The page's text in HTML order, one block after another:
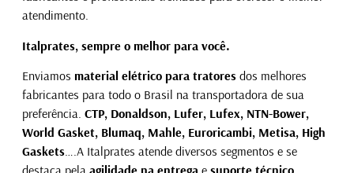
atendimento.
Italprates, sempre o melhor para você.
Enviamos material elétrico para tratoresdos melhores
fabricantes para todo o Brasil na transportadora de sua
preferência. CTP, Donaldson, Lufer, Lufex, NTN-Bower,
World Gasket, Blumaq, Mahle, Euroricambi, Metisa, High
Gaskets….A Italprates atende diversos segmentos e se